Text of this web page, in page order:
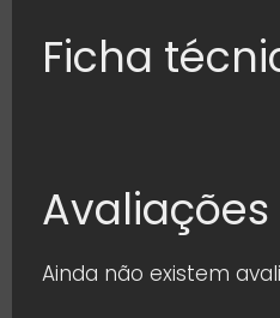
Ficha
Avaliações
Ainda não existem